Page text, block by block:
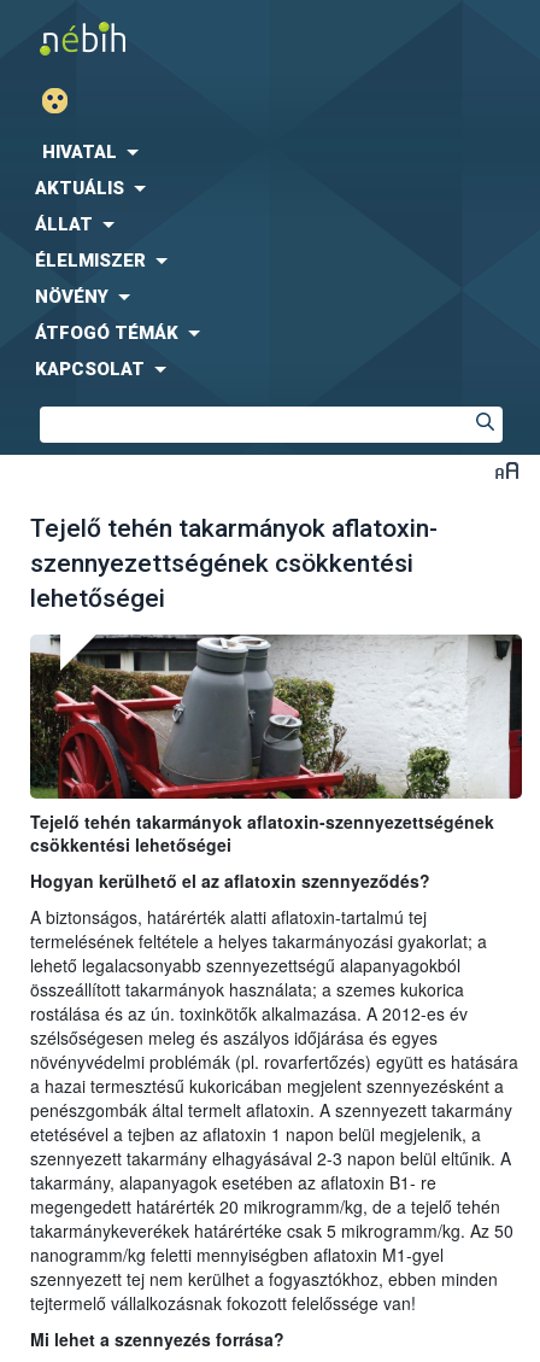
HIVATAL
AKTUÁLIS
ÁLLAT
ÉLELMISZER
NÖVÉNY
ÁTFOGÓ TÉMÁK
KAPCSOLAT
Tejelő tehén takarmányok aflatoxin-
szennyezettségének csökkentési
lehetőségei
Tejelő tehén takarmányok aflatoxin-szennyezettségének
csökkentési lehetőségei
Hogyan kerülhető el az aflatoxin szennyeződés?
A biztonságos, határérték alatti aflatoxin-tartalmú tej
termelésének feltétele a helyes takarmányozási gyakorlat; a
lehető legalacsonyabb szennyezettségű alapanyagokból
összeállított takarmányok használata; a szemes kukorica
rostálása és az ún. toxinkötők alkalmazása. A 2012-es év
szélsőségesen meleg és aszályos időjárása és egyes
növényvédelmi problémák (pl. rovarfertőzés) együtt es hatására
a hazai termesztésű kukoricában megjelent szennyezésként a
penészgombák által termelt aflatoxin. A szennyezett takarmány
etetésével a tejben az aflatoxin 1 napon belül megjelenik, a
szennyezett takarmány elhagyásával 2-3 napon belül eltűnik. A
takarmány, alapanyagok esetében az aflatoxin B1- re
megengedett határérték 20 mikrogramm/kg, de a tejelő tehén
takarmánykeverékek határértéke csak 5 mikrogramm/kg. Az 50
nanogramm/kg feletti mennyiségben aflatoxin M1-gyel
szennyezett tej nem kerülhet a fogyasztókhoz, ebben minden
tejtermelő vállalkozásnak fokozott felelőssége van!
Mi lehet a szennyezés forrása?